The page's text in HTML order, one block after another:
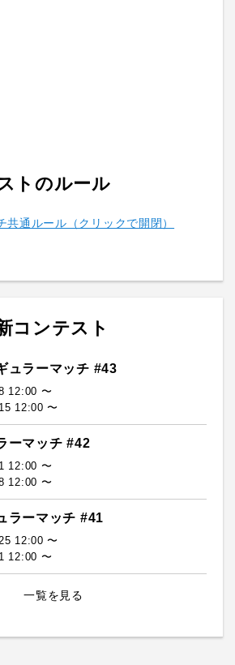
トのルール
通ルール（クリックで開閉）
コンテスト
ュラーマッチ #43
12:00 〜
12:00 〜
ーマッチ #42
12:00 〜
12:00 〜
ラーマッチ #41
12:00 〜
12:00 〜
一覧を見る